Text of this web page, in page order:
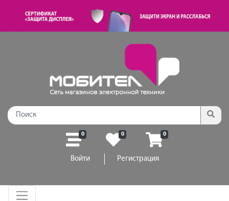
0 0 0
Войти Регистрация